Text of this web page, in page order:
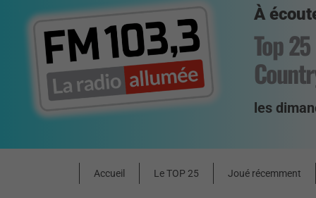
À
Top
les
Accueil Le TOP 25 Joué récemment